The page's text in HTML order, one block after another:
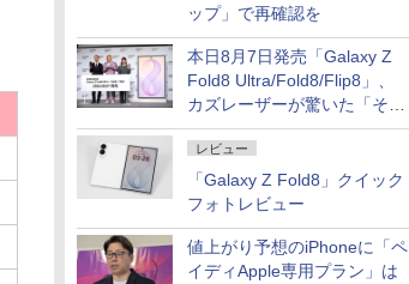
ップ」で再確認を
本日8月7日発売「Galaxy Z
Fold8 Ultra/Fold8/Flip8」、
カズレーザーが驚いた「そば
屋のメニュー並みの薄さ」
レビュー
「Galaxy Z Fold8」クイック
フォトレビュー
値上がり予想のiPhoneに「ペ
イディApple専用プラン」は